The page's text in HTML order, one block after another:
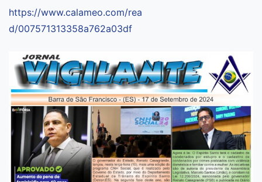
https://www.calameo.com/rea
d/007571313358a762a03df